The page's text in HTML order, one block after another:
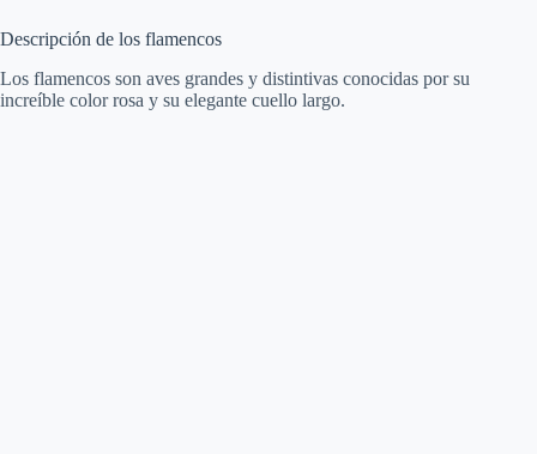
Descripción de los flamencos
Los flamencos son aves grandes y distintivas conocidas por su
increíble color rosa y su elegante cuello largo.